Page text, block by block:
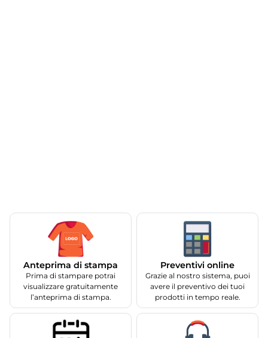
Anteprima di stampa
Prima di stampare potrai
visualizzare gratuitamente
l’anteprima di stampa.
Preventivi online
Grazie al nostro sistema, puoi
avere il preventivo dei tuoi
prodotti in tempo reale.